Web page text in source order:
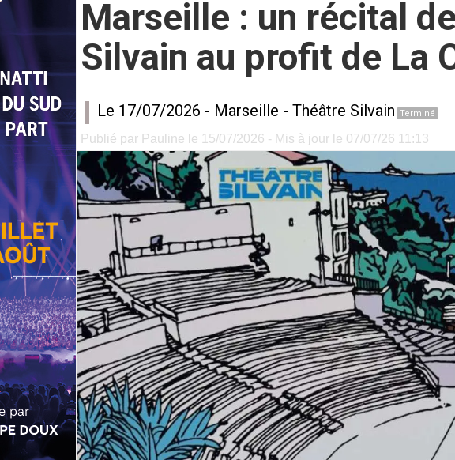
Marseille : un récital
Silvain au profit de La
Le 17/07/2026 - Marseille - Théâtre Silvain Terminé
Publié par Pauline le 15/07/2026 - Mis à jour le 07/07/26 11:13